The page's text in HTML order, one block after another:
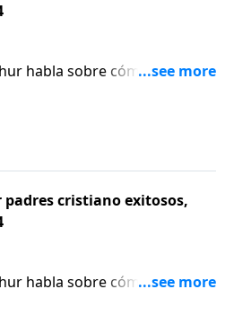
habla sobre cómo nuestros
y qué podemos hacer como
sabiduría.
padres cristiano exitosos,
habla sobre cómo nuestros
y qué podemos hacer como